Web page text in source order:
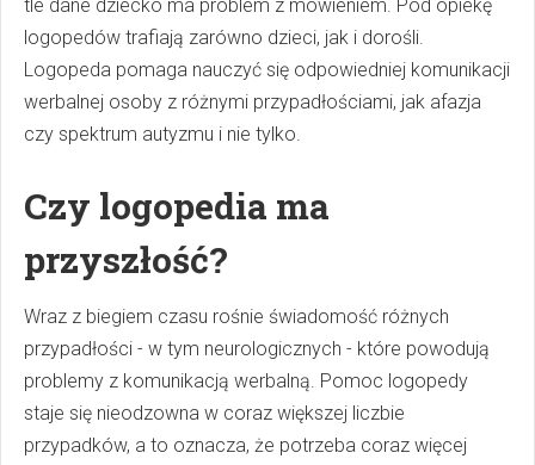
tle dane dziecko ma problem z mówieniem. Pod opiekę
logopedów trafiają zarówno dzieci, jak i dorośli.
Logopeda pomaga nauczyć się odpowiedniej komunikacji
werbalnej osoby z różnymi przypadłościami, jak afazja
czy spektrum autyzmu i nie tylko.
Czy logopedia ma
przyszłość?
Wraz z biegiem czasu rośnie świadomość różnych
przypadłości - w tym neurologicznych - które powodują
problemy z komunikacją werbalną. Pomoc logopedy
staje się nieodzowna w coraz większej liczbie
przypadków, a to oznacza, że potrzeba coraz więcej